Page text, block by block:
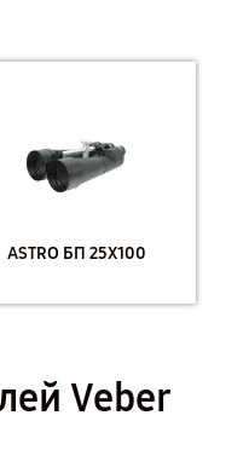
ASTRO БП 25X100
Veber